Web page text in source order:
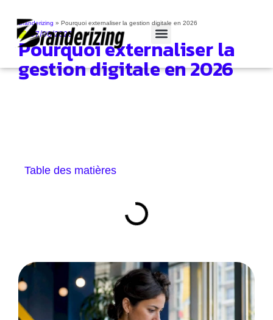
Branderizing » Pourquoi externaliser la gestion digitale en 2026
07/06/2026
Pourquoi externaliser la
gestion digitale en 2026
Table des matières